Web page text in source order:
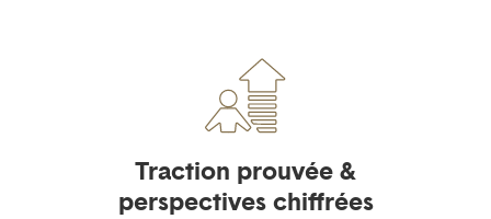
Traction prouvée &
perspectives chiffrées